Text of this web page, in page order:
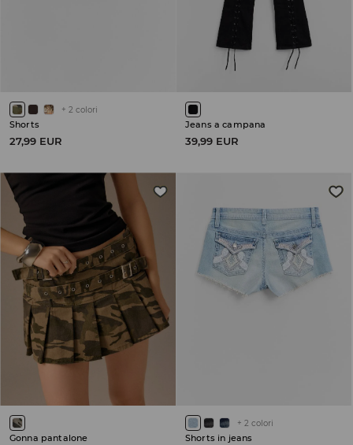
+ 2 colori
Shorts
27,99 EUR
Jeans a campana
39,99 EUR
Gonna pantalone
+ 2 colori
Shorts in jeans